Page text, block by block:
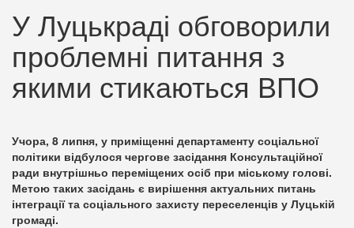
У Луцькраді обговорили
проблемні питання з
якими стикаються ВПО
Учора, 8 липня, у приміщенні департаменту соціальної
політики відбулося чергове засідання Консультаційної
ради внутрішньо переміщених осіб при міському голові.
Метою таких засідань є вирішення актуальних питань
інтеграції та соціального захисту переселенців у Луцькій
громаді.